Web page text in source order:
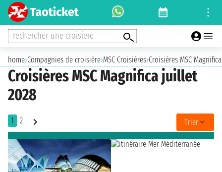
rechercher une croisiere
home›Compagnies de croisière›MSC Croisières›Croisières MSC Magnifica
Croisières MSC Magnifica juillet
2028
1 2 Trier